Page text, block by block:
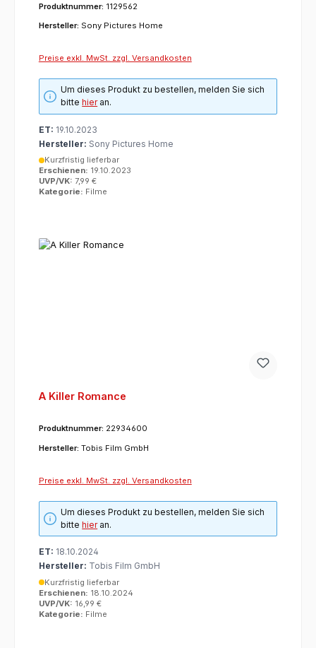
Produktnummer: 1129562
Hersteller: Sony Pictures Home
Preise exkl. MwSt. zzgl. Versandkosten
Um dieses Produkt zu bestellen, melden Sie sich
bittehieran.
ET: 19.10.2023
Hersteller: Sony Pictures Home
Kurzfristig lieferbar
Erschienen: 19.10.2023
UVP/VK: 7,99 €
Kategorie: Filme
A Killer Romance
Produktnummer: 22934600
Hersteller: Tobis Film GmbH
Preise exkl. MwSt. zzgl. Versandkosten
Um dieses Produkt zu bestellen, melden Sie sich
bittehieran.
ET: 18.10.2024
Hersteller: Tobis Film GmbH
Kurzfristig lieferbar
Erschienen: 18.10.2024
UVP/VK: 16,99 €
Kategorie: Filme